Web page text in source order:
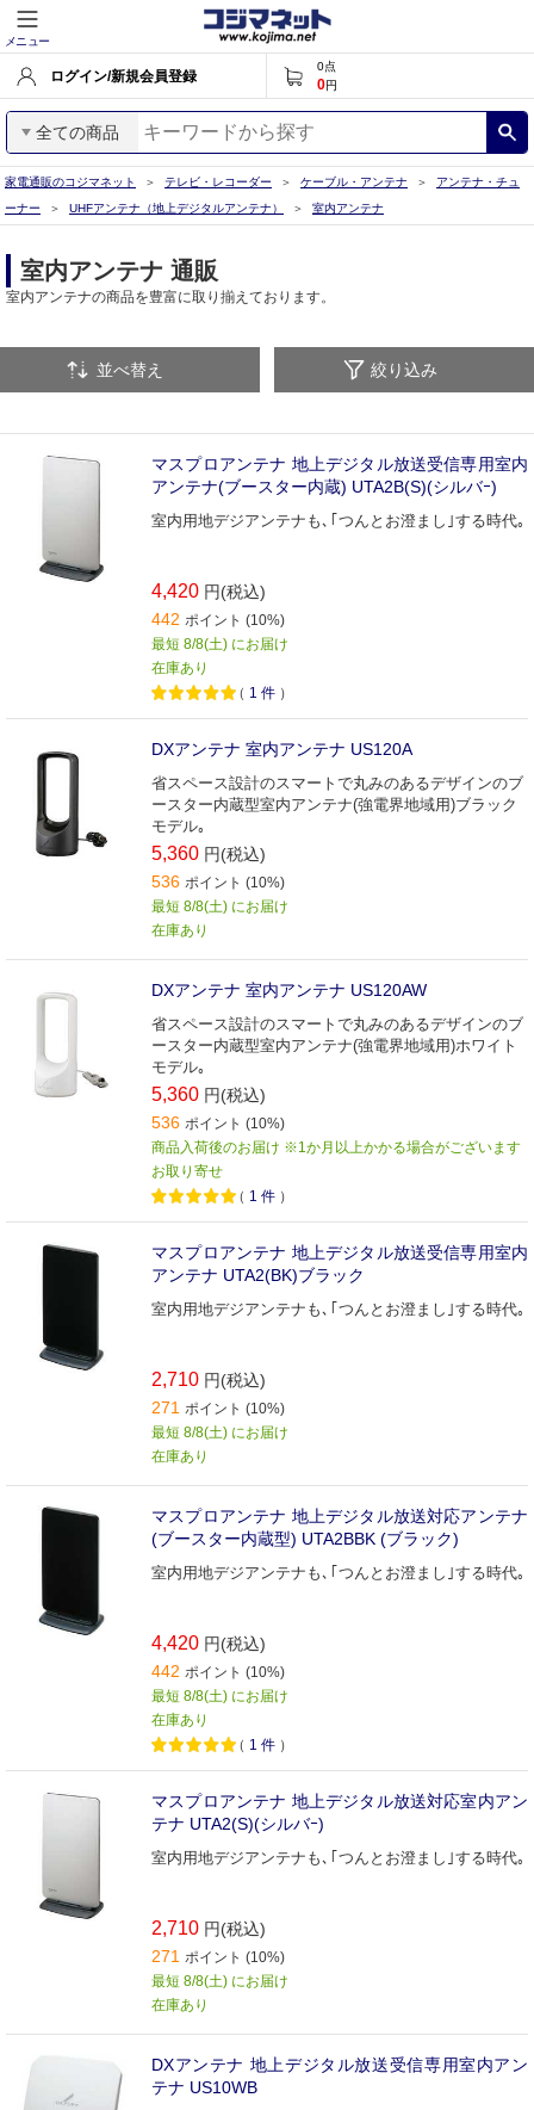
メニュー
ログイン/新規会員登録
0点
0円
全ての商品
家電通販のコジマネット テレビ・レコーダー ケーブル・アンテナ
アンテナ・チュ
ーナー
UHFアンテナ（地上デジタルアンテナ） 室内アンテナ
室内アンテナ 通販
室内アンテナの商品を豊富に取り揃えております。
並べ替え 絞り込み
マスプロアンテナ 地上デジタル放送受信専用室内
アンテナ(ブースター内蔵) UTA2B(S)(シルバｰ)
室内用地デジアンテナも､｢つんとお澄まし｣する時代｡
4,420 円(税込)
442 ポイント (10%)
最短 8/8(土) にお届け
在庫あり
（ 1 件 ）
DXアンテナ 室内アンテナ US120A
省スペース設計のスマートで丸みのあるデザインのブ
ースター内蔵型室内アンテナ(強電界地域用)ブラック
モデル｡
5,360 円(税込)
536 ポイント (10%)
最短 8/8(土) にお届け
在庫あり
DXアンテナ 室内アンテナ US120AW
省スペース設計のスマートで丸みのあるデザインのブ
ースター内蔵型室内アンテナ(強電界地域用)ホワイト
モデル｡
5,360 円(税込)
536 ポイント (10%)
商品入荷後のお届け ※1か月以上かかる場合がございます
お取り寄せ
（ 1 件 ）
マスプロアンテナ 地上デジタル放送受信専用室内
アンテナ UTA2(BK)ブラック
室内用地デジアンテナも､｢つんとお澄まし｣する時代｡
2,710 円(税込)
271 ポイント (10%)
最短 8/8(土) にお届け
在庫あり
マスプロアンテナ 地上デジタル放送対応アンテナ
(ブースター内蔵型) UTA2BBK (ブラック)
室内用地デジアンテナも､｢つんとお澄まし｣する時代｡
4,420 円(税込)
442 ポイント (10%)
最短 8/8(土) にお届け
在庫あり
（ 1 件 ）
マスプロアンテナ 地上デジタル放送対応室内アン
テナ UTA2(S)(シルバｰ)
室内用地デジアンテナも､｢つんとお澄まし｣する時代｡
2,710 円(税込)
271 ポイント (10%)
最短 8/8(土) にお届け
在庫あり
DXアンテナ 地上デジタル放送受信専用室内アン
テナ US10WB